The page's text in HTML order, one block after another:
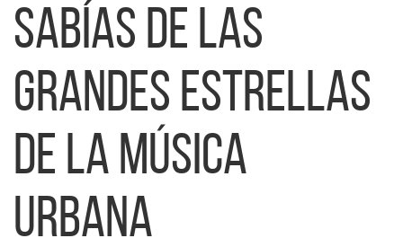
sabías de las
grandes estrellas
de la música
urbana